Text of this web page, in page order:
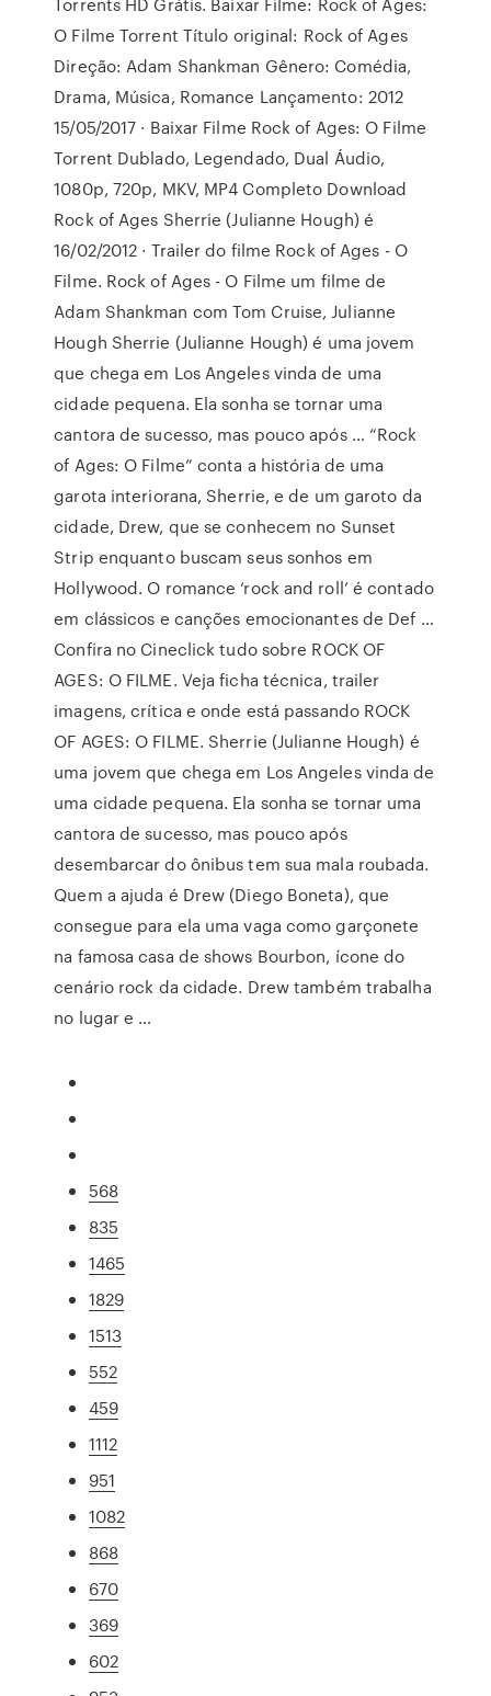
O Filme Torrent Título original: Rock of Ages
Direção: Adam Shankman Gênero: Comédia,
Drama, Música, Romance Lançamento: 2012
15/05/2017 · Baixar Filme Rock of Ages: O Filme
Torrent Dublado, Legendado, Dual Áudio,
1080p, 720p, MKV, MP4 Completo Download
Rock of Ages Sherrie (Julianne Hough) é
16/02/2012 · Trailer do filme Rock of Ages - O
Filme. Rock of Ages - O Filme um filme de
Adam Shankman com Tom Cruise, Julianne
Hough Sherrie (Julianne Hough) é uma jovem
que chega em Los Angeles vinda de uma
cidade pequena. Ela sonha se tornar uma
cantora de sucesso, mas pouco após … “Rock
of Ages: O Filme” conta a história de uma
garota interiorana, Sherrie, e de um garoto da
cidade, Drew, que se conhecem no Sunset
Strip enquanto buscam seus sonhos em
Hollywood. O romance ‘rock and roll’ é contado
em clássicos e canções emocionantes de Def …
Confira no Cineclick tudo sobre ROCK OF
AGES: O FILME. Veja ficha técnica, trailer
imagens, crítica e onde está passando ROCK
OF AGES: O FILME. Sherrie (Julianne Hough) é
uma jovem que chega em Los Angeles vinda de
uma cidade pequena. Ela sonha se tornar uma
cantora de sucesso, mas pouco após
desembarcar do ônibus tem sua mala roubada.
Quem a ajuda é Drew (Diego Boneta), que
consegue para ela uma vaga como garçonete
na famosa casa de shows Bourbon, ícone do
cenário rock da cidade. Drew também trabalha
no lugar e …
568
835
1465
1829
1513
552
459
1112
951
1082
868
670
369
602